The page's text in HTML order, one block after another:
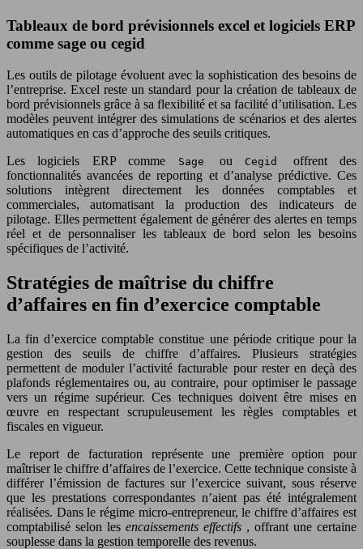
Tableaux de bord prévisionnels excel et logiciels ERP
comme sage ou cegid
Les outils de pilotage évoluent avec la sophistication des besoins de
l’entreprise. Excel reste un standard pour la création de tableaux de
bord prévisionnels grâce à sa flexibilité et sa facilité d’utilisation. Les
modèles peuvent intégrer des simulations de scénarios et des alertes
automatiques en cas d’approche des seuils critiques.
Les logiciels ERP comme
Sage ou Cegid offrent des
fonctionnalités avancées de reporting et d’analyse prédictive. Ces
solutions intègrent directement les données comptables et
commerciales, automatisant la production des indicateurs de
pilotage. Elles permettent également de générer des alertes en temps
réel et de personnaliser les tableaux de bord selon les besoins
spécifiques de l’activité.
Stratégies de maîtrise du chiffre
d’affaires en fin d’exercice comptable
La fin d’exercice comptable constitue une période critique pour la
gestion des seuils de chiffre d’affaires. Plusieurs stratégies
permettent de moduler l’activité facturable pour rester en deçà des
plafonds réglementaires ou, au contraire, pour optimiser le passage
vers un régime supérieur. Ces techniques doivent être mises en
œuvre en respectant scrupuleusement les règles comptables et
fiscales en vigueur.
Le report de facturation représente une première option pour
maîtriser le chiffre d’affaires de l’exercice. Cette technique consiste à
différer l’émission de factures sur l’exercice suivant, sous réserve
que les prestations correspondantes n’aient pas été intégralement
réalisées. Dans le régime micro-entrepreneur, le chiffre d’affaires est
comptabilisé selon les encaissements effectifs , offrant une certaine
souplesse dans la gestion temporelle des revenus.